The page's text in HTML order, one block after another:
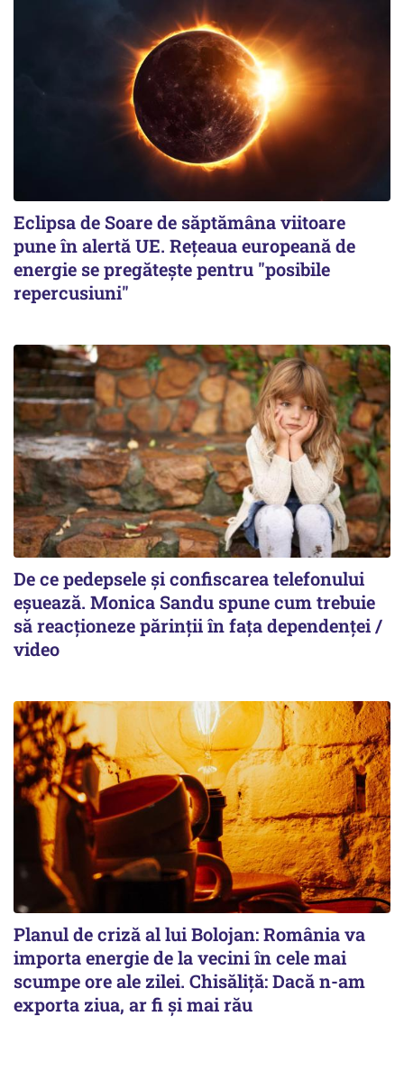
Eclipsa de Soare de săptămâna viitoare
pune în alertă UE. Rețeaua europeană de
energie se pregătește pentru "posibile
repercusiuni"
De ce pedepsele și confiscarea telefonului
eșuează. Monica Sandu spune cum trebuie
să reacționeze părinții în fața dependenței /
video
Planul de criză al lui Bolojan: România va
importa energie de la vecini în cele mai
scumpe ore ale zilei. Chisăliță: Dacă n-am
exporta ziua, ar fi și mai rău